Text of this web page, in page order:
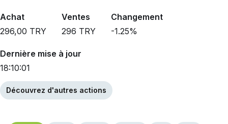
Achat
296,00 TRY
Ventes
296 TRY
Changement
-1.25%
Dernière mise à jour
18:10:01
Découvrez d'autres actions